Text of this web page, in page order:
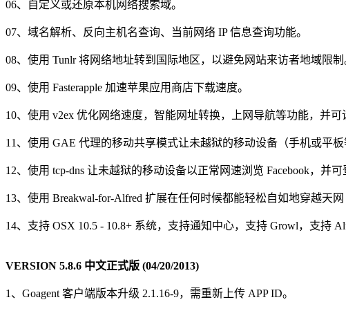
06、自定义或还原本机网络搜索域。
07、域名解析、反向主机名查询、当前网络 IP 信息查询功能。
08、使用 Tunlr 将网络地址转到国际地区，以避免网站来访者地域限制
09、使用 Fasterapple 加速苹果应用商店下载速度。
10、使用 v2ex 优化网络速度，智能网址转换，上网导航等功能，并可
11、使用 GAE 代理的移动共享模式让未越狱的移动设备（手机或平
12、使用 tcp-dns 让未越狱的移动设备以正常网速浏览 Facebook，并
13、使用 Breakwal-for-Alfred 扩展在任何时候都能轻松自如地穿越天
14、支持 OSX 10.5 - 10.8+ 系统，支持通知中心，支持 Growl，支持
VERSION 5.8.6 中文正式版 (04/20/2013)
1、Goagent 客户端版本升级 2.1.16-9，需重新上传 APP ID。